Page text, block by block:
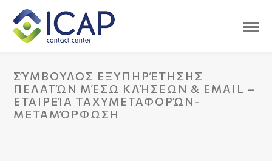
ΣΎΜΒΟΥΛΟΣ ΕΞΥΠΗΡΈΤΗΣΗΣ
ΠΕΛΑΤΏΝ ΜΈΣΩ ΚΛΉΣΕΩΝ & EMAIL –
ΕΤΑΙΡΕΊΑ ΤΑΧΥΜΕΤΑΦΟΡΏΝ-
ΜΕΤΑΜΌΡΦΩΣΗ